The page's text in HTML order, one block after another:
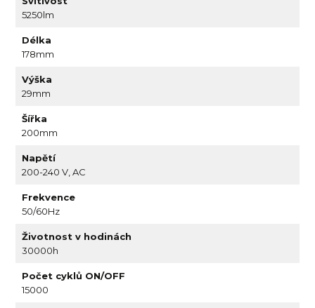
5250lm
Délka
178mm
Výška
29mm
Šířka
200mm
Napětí
200-240 V, AC
Frekvence
50/60Hz
Životnost v hodinách
30000h
Počet cyklů ON/OFF
15000